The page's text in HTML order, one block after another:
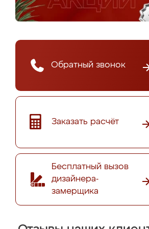
Обратный звонок
Заказать расчёт
Бесплатный вызов
дизайнера-
замерщика